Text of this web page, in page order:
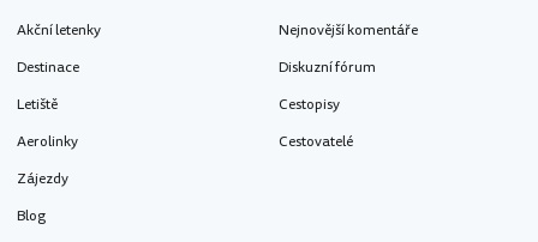
Akční letenky
Destinace
Letiště
Aerolinky
Zájezdy
Blog
Nejnovější komentáře
Diskuzní fórum
Cestopisy
Cestovatelé